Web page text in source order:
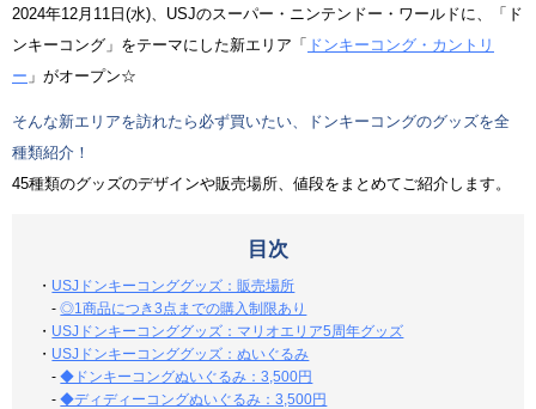
2024年12月11日(水)、USJのスーパー・ニンテンドー・ワールドに、「ド
ンキーコング」をテーマにした新エリア「 ドンキーコング・カントリ
ー 」がオープン☆
そんな新エリアを訪れたら必ず買いたい、ドンキーコングのグッズを全
種類紹介！
45種類のグッズのデザインや販売場所、値段をまとめてご紹介します。
目次
・ USJドンキーコンググッズ：販売場所
-◎1商品につき3点までの購入制限あり
・ USJドンキーコンググッズ：マリオエリア5周年グッズ
・ USJドンキーコンググッズ：ぬいぐるみ
-◆ドンキーコングぬいぐるみ：3,500円
-◆ディディーコングぬいぐるみ：3,500円